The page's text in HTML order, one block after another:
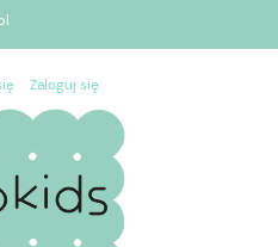
Zaloguj się